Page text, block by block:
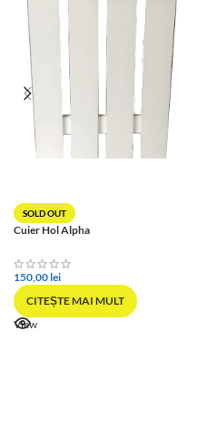
SOLD OUT
Cuier Hol Alpha
150,00lei
CITEȘTE MAI MULT
View